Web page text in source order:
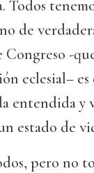
Todos
de
Congreso -
eclesial–
entendida y
estado de
pero no